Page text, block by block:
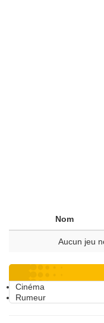
Nom
Aucun jeu
Cinéma
Rumeur